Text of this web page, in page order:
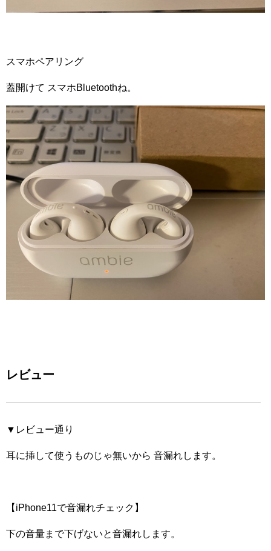
スマホペアリング
蓋開けて スマホBluetoothね。
レビュー
▼レビュー通り
耳に挿して使うものじゃ無いから 音漏れします。
【iPhone11で音漏れチェック】
下の音量まで下げないと音漏れします。